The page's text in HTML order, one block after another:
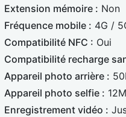
Extension mémoire : Non
Fréquence mobile : 4G /
Compatibilité NFC : Oui
Compatibilité recharge
Appareil photo arrière :
Appareil photo selfie :
Enregistrement vidéo :